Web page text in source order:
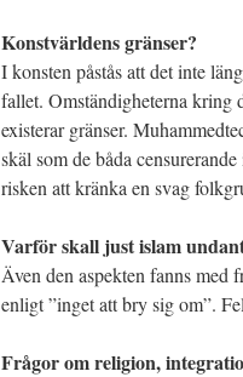
Konstvärldens gränser?
I konsten påstås att det inte
fallet. Omständigheterna kring
existerar gränser.
skäl som de båda
risken att kränka en svag
Varför skall just islam
Även den aspekten fanns med
enligt ”inget att bry sig om”.
Frågor om religion,